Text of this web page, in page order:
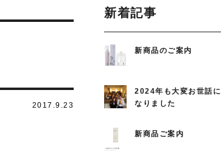
2017.9.23
新着記事
新商品のご案内
2024年も大変お世話に
なりました
新商品ご案内